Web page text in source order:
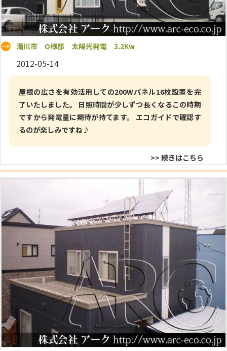
滝川市 O様邸 太陽光発電 3.2Kw
2012-05-14
屋根の広さを有効活用しての200Wパネル16枚設置を完
了いたしました。 日照時間が少しずつ長くなるこの時期
ですから発電量に期待が持てます。 エコガイドで確認す
るのが楽しみですね♪
>> 続きはこちら